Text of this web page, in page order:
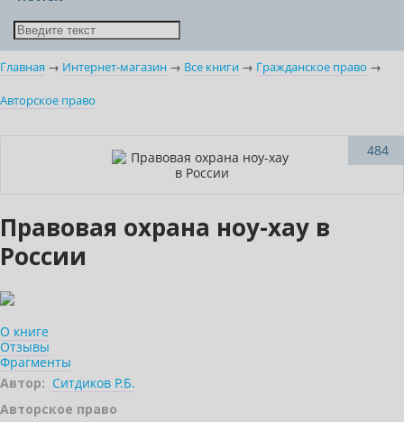
Главная → Интернет-магазин → Все книги → Гражданское право →
Авторское право
484
Правовая охрана ноу-хау в
России
О книге
Отзывы
Фрагменты
Автор: Ситдиков Р.Б.
Авторское право